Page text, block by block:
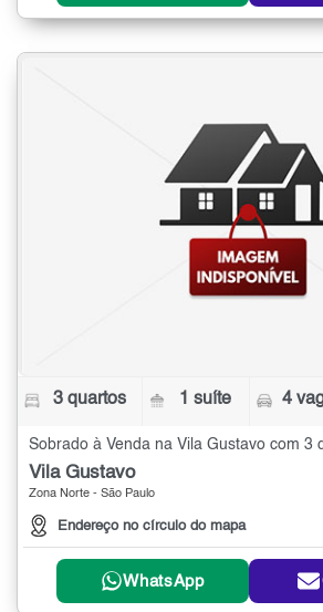
3 quartos 1 suíte 4
Sobrado à Venda na Vila Gustavo com 3
Vila Gustavo
Zona Norte - São Paulo
Endereço no círculo do mapa
WhatsApp